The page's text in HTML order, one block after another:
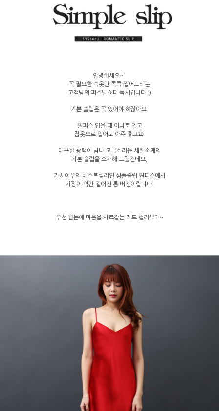
안녕하세요~!
꼭 필요한 속옷만 콕콕 찝어드리는
고객님의 퍼스널쇼퍼 폭시입니다 :)
기본 슬립은 꼭 있어야 하잖아요.
원피스 입을 때 이너로 입고
잠옷으로 입어도 아주 좋고요.
매끈한 광택이 넘나 고급스러운 새틴소재의
기본 슬립을 소개해 드릴건데요,
가시여우의 베스트셀러인 심플슬립 원피스에서
기장이 약간 길어진 롱 버전이랍니다.
우선 한눈에 마음을 사로잡는 레드 컬러부터~